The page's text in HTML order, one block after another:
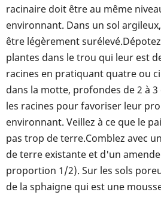
racinaire doit être au même
environnant. Dans un sol
être légèrement
plantes dans le trou qui leur est
racines en pratiquant quatre ou
dans la motte, profondes de 2 à
les racines pour favoriser leur
environnant. Veillez à ce que le
pas trop de terre.Comblez avec
de terre existante et d'un
proportion 1/2). Sur les sols
de la sphaigne qui est une